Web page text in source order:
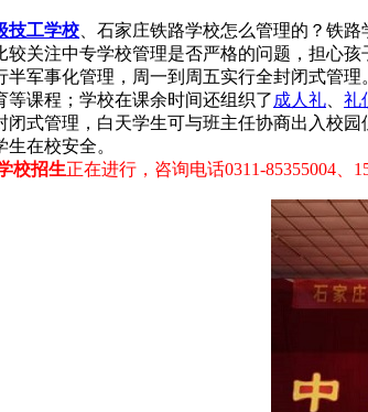
技工学校 、石家庄铁路学校怎么管理的？铁
注中专学校管理是否严格的问题，担心孩
半军事化管理，周一到周五实行全封闭式管
等课程；学校在课余时间还组织了 成人礼 礼
管理，白天学生可与班主任协商出入校园
在校安全。
校招生正在进行，咨询电话0311-85355004、